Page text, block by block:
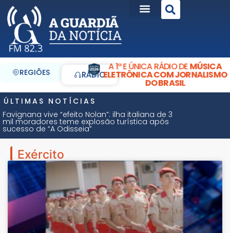
REGIÕES RÁDIO
A 1ª E ÚNICA RÁDIO DEMÚSICA
ELETRÔNICA COM JORNALISMO
DO BRASIL
ÚLTIMAS NOTÍCIAS
Favignana vive “efeito Nolan”: ilha italiana de 3
mil moradores teme explosão turística após
sucesso de “A Odisseia”
Exército